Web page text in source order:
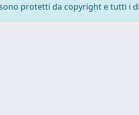
protetti da copyright e tutti i